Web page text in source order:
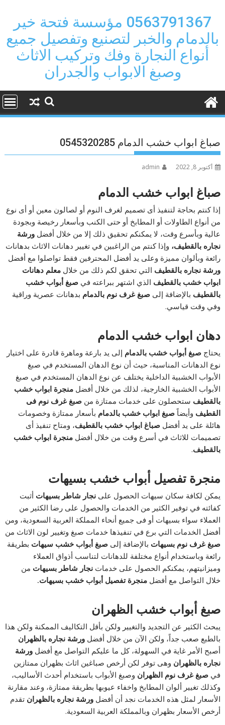
content
0563791367 مؤسسة فتحة خير
بالدمام والخبر لتصنيع وتفصيل جميع
أنواع النجارة وفك وتركيب الاثاث
وصبغ الابواب والجدران
صباغ ابواب خشب الدمام 0545320285
أكتوبر 8, 2022 admin
صباغ ابواب خشب الدمام
إذا كنتم بحاجة لتنفيذ أى تصميم لغرف النوم أو لصالون معين أو أى نوع
من أنواع الطاولات أو المطابخ أو حتى الكنب وبأسعار رخيصة وبجودة
عالية وبأسرع وقت، لا يمكنكم تحقيق ذلك إلا من خلال أفضلورشة
نجاره بالقطيف، وإذا كنتم من الراغبين في تغيير دهانات الاثاث بدهانات
رائعة وبألوان مميزة وعلى يد أفضل المحترفين فقط تواصلوا مع أفضل
ورشة نجاره بالقطيف التي تحقق لكم ذلك من خلالمعلم دهانات
ابواب خشب بالقطيف الذي اشتهر ببراعته فيصبغ أبواب خشب
بالقطيف بالإضافة إلىصبغ غرف نوم بالدمام بدهانات عصرية وراقية
وفي وقت قياسي.
دهان ابواب خشب الدمام
يحتاجصبغ أبواب خشب بالدمام إلى يد بارعة وماهرة قادرة على اختيار
نوع الدهانات المناسبة، حيث أن نوع الدهان المستخدم في صبغ
الأبواب الخشبية الداخلية يختلف عن نوع الدهان المستخدم في صبغ
الأبواب الخشبية الخارجية، لذلك من خلال أفضلمنجرة ابواب خشب
بالقطيف ستحصلون على خدمات ممتازة منصبغ غرف نوم فى
القطيف وأيضاًصبغ ابواب خشب بالدمام بأسعار ممتازة وخصومات
هائلة على يد أفضلصباغ ابواب خشب بالقطيف، ومتاح تنفيذ أى
تصميمات للاثاث في أسرع وقت من خلال أفضلمنجرة ابواب خشب
بالقطيف.
منجرة تفصيل أبواب خشب بسيهات
يمكن لكافة سكان سيهات الحصول علىنجار شاطر بسيهات أثبت
كفائته في توفير الكثير من الخدمات والحصول على رضا الكثير من
العملاء سواء بسيهات أو فى جميع أنحاء المملكة العربية السعودية، ومن
أفضل الخدمات التي برع في تنفيذها خدمات صبغ وتغيير لون الاثاث من
صبغ غرف نوم بسيهات بالإضافة إلىصبغ أبواب خشب سيهات بطريقة
رائعة وباستخدام أنواع مختلفة للدهانات لتناسب أذواق العملاء
وميزانيتهم، يمكنكم الحصول على خدماتنجار شاطر بسيهات من
خلال التواصل مع أفضل منجرة تفصيل أبواب خشب بسيهات.
صبغ أبواب خشب الظهران
يبحث الكثير عن التجديد والتغيير ولكن بأقل التكاليف الممكنة ولكن هذا
بالطبع صعب جداً، ولكن الآن من خلال أفضلورشة نجاره بالظهران
أصبح الأمر غاية في السهولة، كل ما عليكم التواصل مع أفضلورشة
نجاره بالظهران وهى توفر لكن أرخص صباغين اثاث بظهران ممتازين
فيصبغ غرف نوم الظهران وصبغ الأبواب باستخدام أحدث الأساليب،
وكذلك تغيير ألوان المطابخ واخفاء عيوبها بطريقة ممتازة، وعند مقارنة
الأسعار لمثل هذه الخدمات نجد أن أفضلورشة نجاره بالظهران تقدم
أرخص الأسعار بظهران وبالمملكة العربية السعودية.